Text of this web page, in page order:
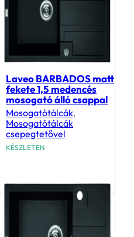
Laveo BARBADOS matt
fekete 1,5 medencés
mosogató álló csappal
Mosogatótálcák,
Mosogatótálcák
csepegtetővel
KÉSZLETEN